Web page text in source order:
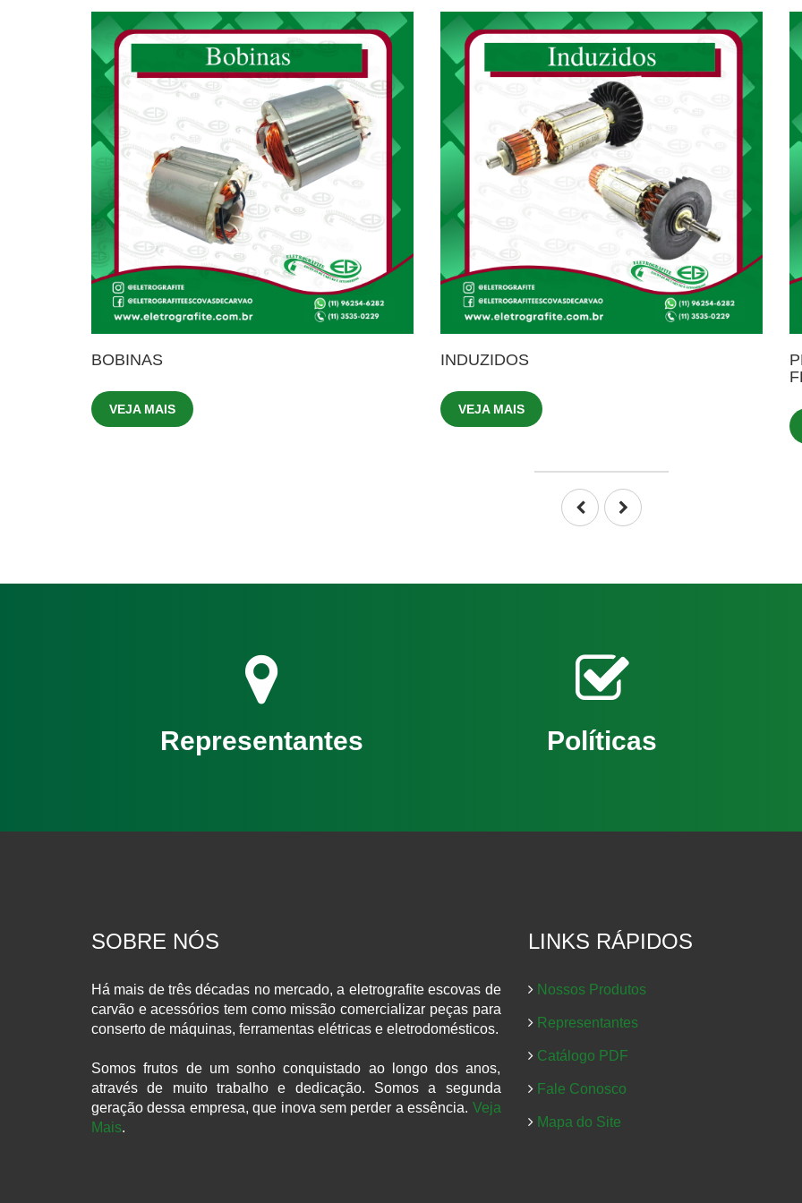
BOBINAS
VEJA MAIS
INDUZIDOS
VEJA MAIS
Representantes Políticas
SOBRE NÓS
Há mais de três décadas no mercado, a eletrografite escovas de
carvão e acessórios tem como missão comercializar peças para
conserto de máquinas, ferramentas elétricas e eletrodomésticos.
Somos frutos de um sonho conquistado ao longo dos anos,
através de muito trabalho e dedicação. Somos a segunda
geração dessa empresa, que inova sem perder a essência. Veja
Mais.
LINKS RÁPIDOS
Nossos Produtos
Representantes
Catálogo PDF
Fale Conosco
Mapa do Site